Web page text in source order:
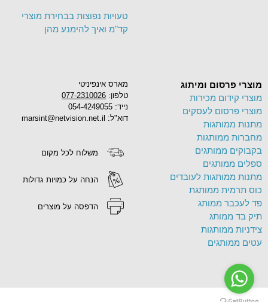
מארס אינפיניטי
טלפון: 077-2310026
נייד: 054-4249055
דוא"ל: marsint@netvision.net.il
משלוח לכל מקום
הנחה על כמויות גדולות
הדפסה על מוצרים
מוצרי פרסום ומיתוג
מוצרי קידום מכירות
מוצרי פרסום לעסקים
מתנות ממותגות
מחברות ממותגות
בקבוקים ממותגים
ספלים ממותגים
מתנות ממותגות לעובדים
כוס תרמית ממותגת
פד לעכבר ממותג
תיק בד ממותג
צידניות ממותגות
עטים ממותגים
טעויות נפוצות בבחירת מוצרי
קד"מ ואיך להימנע מהן